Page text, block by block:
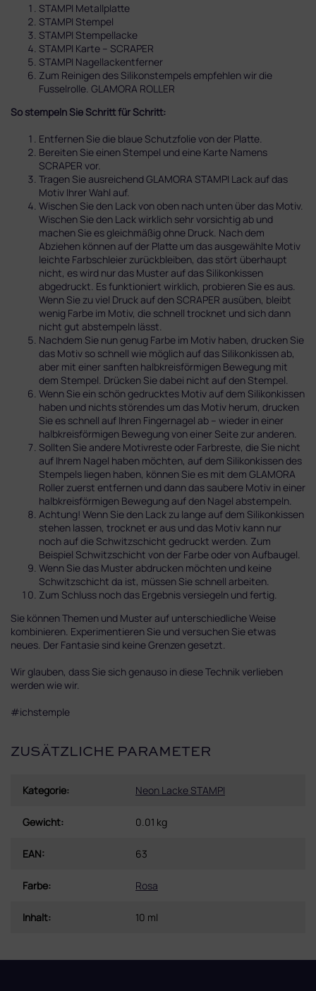
STAMPI Metallplatte
STAMPI Stempel
STAMPI Stempellacke
STAMPI Karte – SCRAPER
STAMPI Nagellackentferner
Zum Reinigen des Silikonstempels empfehlen wir die
Fusselrolle. GLAMORA ROLLER
So stempeln Sie Schritt für Schritt:
Entfernen Sie die blaue Schutzfolie von der Platte.
Bereiten Sie einen Stempel und eine Karte Namens
SCRAPER vor.
Tragen Sie ausreichend GLAMORA STAMPI Lack auf das
Motiv Ihrer Wahl auf.
Wischen Sie den Lack von oben nach unten über das Motiv.
Wischen Sie den Lack wirklich sehr vorsichtig ab und
machen Sie es gleichmäßig ohne Druck. Nach dem
Abziehen können auf der Platte um das ausgewählte Motiv
leichte Farbschleier zurückbleiben, das stört überhaupt
nicht, es wird nur das Muster auf das Silikonkissen
abgedruckt. Es funktioniert wirklich, probieren Sie es aus.
Wenn Sie zu viel Druck auf den SCRAPER ausüben, bleibt
wenig Farbe im Motiv, die schnell trocknet und sich dann
nicht gut abstempeln lässt.
Nachdem Sie nun genug Farbe im Motiv haben, drucken Sie
das Motiv so schnell wie möglich auf das Silikonkissen ab,
aber mit einer sanften halbkreisförmigen Bewegung mit
dem Stempel. Drücken Sie dabei nicht auf den Stempel.
Wenn Sie ein schön gedrucktes Motiv auf dem Silikonkissen
haben und nichts störendes um das Motiv herum, drucken
Sie es schnell auf Ihren Fingernagel ab – wieder in einer
halbkreisförmigen Bewegung von einer Seite zur anderen.
Sollten Sie andere Motivreste oder Farbreste, die Sie nicht
auf Ihrem Nagel haben möchten, auf dem Silikonkissen des
Stempels liegen haben, können Sie es mit dem GLAMORA
Roller zuerst entfernen und dann das saubere Motiv in einer
halbkreisförmigen Bewegung auf den Nagel abstempeln.
Achtung! Wenn Sie den Lack zu lange auf dem Silikonkissen
stehen lassen, trocknet er aus und das Motiv kann nur
noch auf die Schwitzschicht gedruckt werden. Zum
Beispiel Schwitzschicht von der Farbe oder von Aufbaugel.
Wenn Sie das Muster abdrucken möchten und keine
Schwitzschicht da ist, müssen Sie schnell arbeiten.
Zum Schluss noch das Ergebnis versiegeln und fertig.
Sie können Themen und Muster auf unterschiedliche Weise
kombinieren. Experimentieren Sie und versuchen Sie etwas
neues. Der Fantasie sind keine Grenzen gesetzt.
Wir glauben, dass Sie sich genauso in diese Technik verlieben
werden wie wir.
#ichstemple
ZUSÄTZLICHE PARAMETER
Kategorie: Neon Lacke STAMPI
Gewicht: 0.01 kg
EAN: 63
Farbe: Rosa
Inhalt: 10 ml